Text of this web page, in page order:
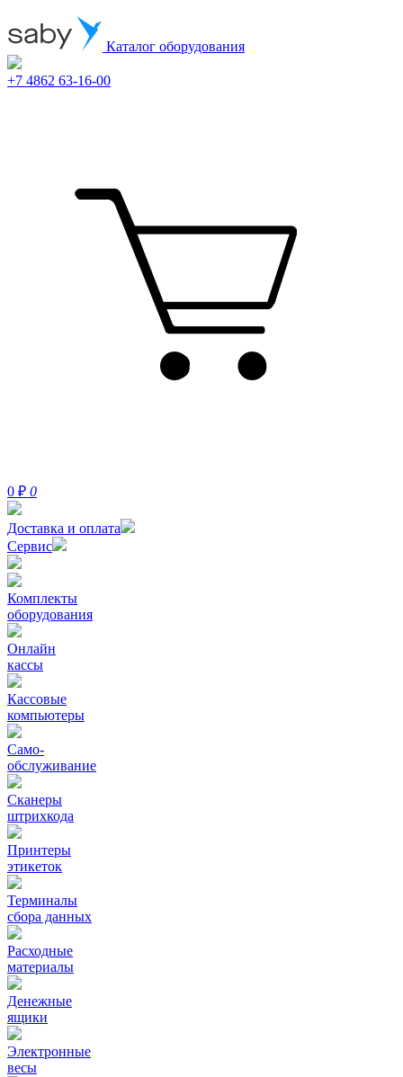
Каталог оборудования
+7 4862 63-16-00
0 ₽ 0
Доставка и оплата
Сервис
Комплекты
оборудования
Онлайн
кассы
Кассовые
компьютеры
Само-
обслуживание
Сканеры
штрихкода
Принтеры
этикеток
Терминалы
сбора данных
Расходные
материалы
Денежные
ящики
Электронные
весы